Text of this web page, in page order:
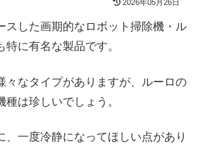
2026年05月26日
スした画期的なロボット掃除機・ル
に有名な製品です。
々なタイプがありますが、ルーロの
は珍しいでしょう。
、一度冷静になってほしい点があり